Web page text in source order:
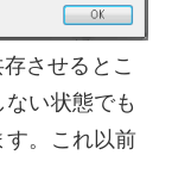
させるとこ
い状態でも
す。これ以前